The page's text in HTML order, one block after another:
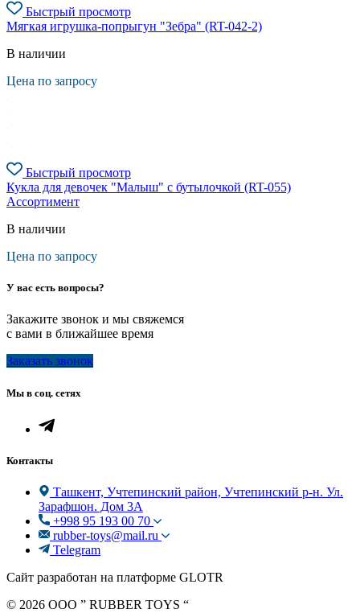
Быстрый просмотр
Мягкая игрушка-попрыгун "Зебра" (RT-042-2)
В наличии
Цена по запросу
Быстрый просмотр
Кукла для девочек "Малыш" с бутылочкой (RT-055)
Ассортимент
В наличии
Цена по запросу
У вас есть вопросы?
Закажите звонок и мы свяжемся
с вами в ближайшее время
Заказать звонок
Мы в соц. сетях
Контакты
Ташкент, Учтепинский район, Учтепинский р-н. Ул.
Зарафшон. Дом 3А
+998 95 193 00 70
rubber-toys@mail.ru
Telegram
Сайт разработан на платформе GLOTR
© 2026 OOO ” RUBBER TOYS “